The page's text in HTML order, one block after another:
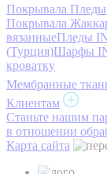
Покрывала Пледы
Покрывала
вязанныеПледы
(Турция)Шарфы
кроватку
Мембранные
Клиентам
Станьте нашим
в отношении
Карта сайта